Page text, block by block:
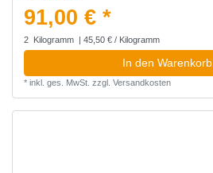
91,00 € *
2 Kilogramm | 45,50 € / Kilogramm
In den Warenkorb
* inkl. ges. MwSt. zzgl. Versandkosten